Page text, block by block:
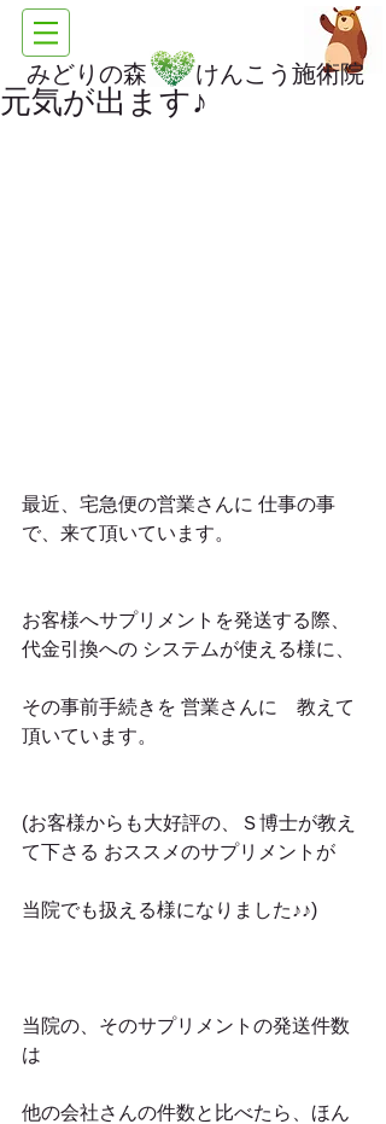
みどりの森 けんこう施術院
元気が出ます♪
最近、宅急便の営業さんに 仕事の事
で、来て頂いています。
お客様へサプリメントを発送する際、
代金引換への システムが使える様に、
その事前手続きを 営業さんに　教えて
頂いています。
(お客様からも大好評の、Ｓ博士が教え
て下さる おススメのサプリメントが
当院でも扱える様になりました♪♪)
当院の、そのサプリメントの発送件数
は
他の会社さんの件数と比べたら、ほん